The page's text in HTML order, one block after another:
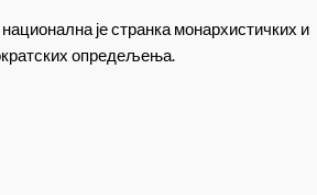
је странка монархистичких и
опредељења.